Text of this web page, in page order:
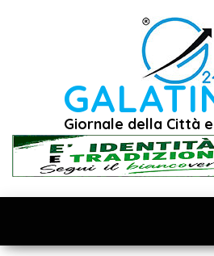
Giornale della Città